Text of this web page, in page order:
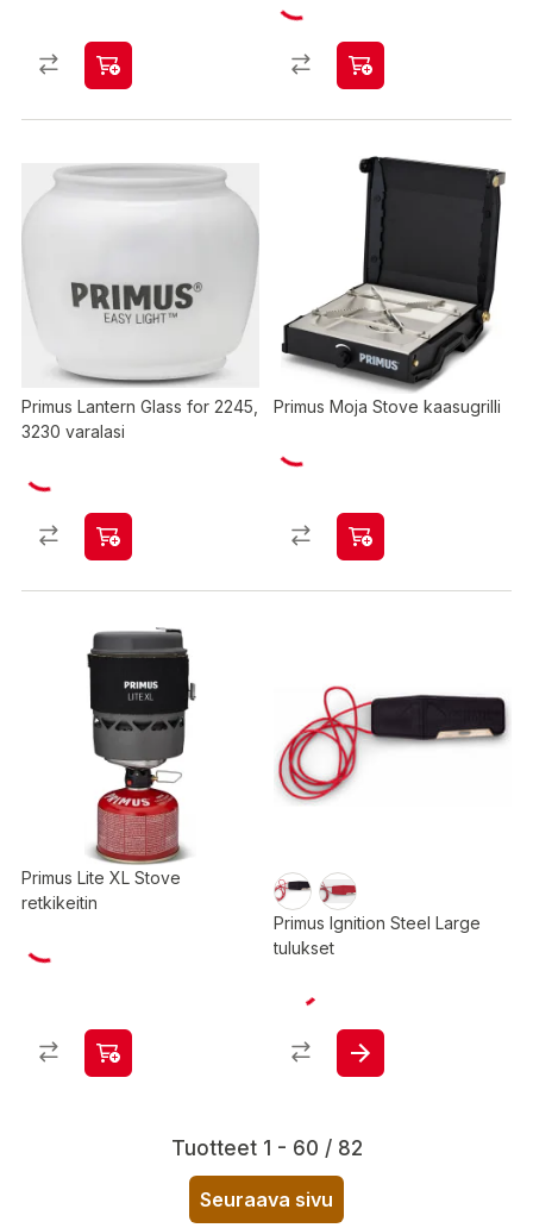
Primus Lantern Glass for 2245,
3230 varalasi
Primus Moja Stove kaasugrilli
Primus Lite XL Stove
retkikeitin
Primus Ignition Steel Large
tulukset
Tuotteet 1 - 60 / 82
Seuraava sivu